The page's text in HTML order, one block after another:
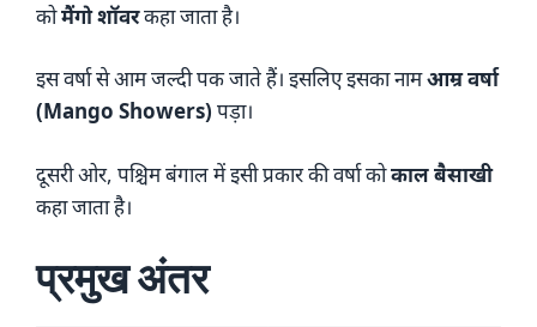
कोमैंगो शॉवरकहा जाता है।
इस वर्षा से आम जल्दी पक जाते हैं। इसलिए इसका नामआम्र वर्षा
(Mango Showers) पड़ा।
दूसरी ओर, पश्चिम बंगाल में इसी प्रकार की वर्षा कोकाल बैसाखी
कहा जाता है।
प्रमुख अंतर